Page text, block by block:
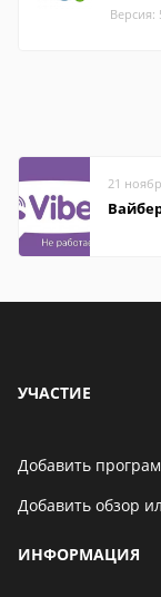
Версия:
21
УЧАСТИЕ
Добавить
Добавить обзор
ИНФОРМАЦИЯ